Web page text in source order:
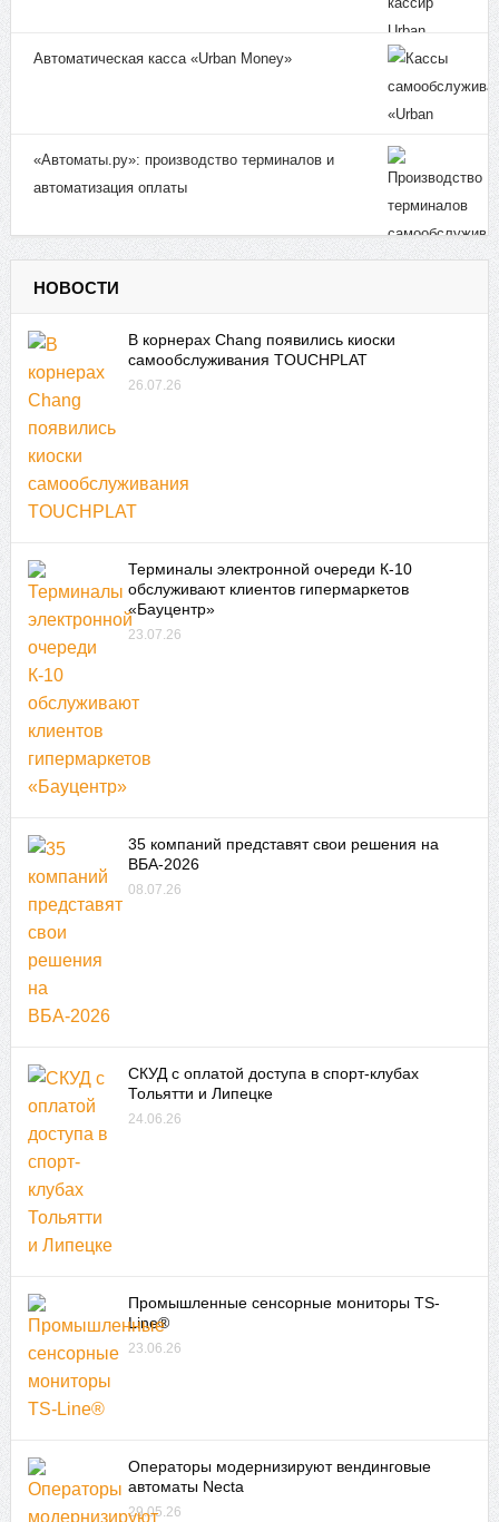
Автоматическая касса «Urban Money»
«Автоматы.ру»: производство терминалов и
автоматизация оплаты
НОВОСТИ
В корнерах Chang появились киоски
самообслуживания TOUCHPLAT
26.07.26
Терминалы электронной очереди К-10
обслуживают клиентов гипермаркетов
«Бауцентр»
23.07.26
35 компаний представят свои решения на
ВБА-2026
08.07.26
СКУД с оплатой доступа в спорт-клубах
Тольятти и Липецке
24.06.26
Промышленные сенсорные мониторы TS-
Line®
23.06.26
Операторы модернизируют вендинговые
автоматы Necta
29.05.26